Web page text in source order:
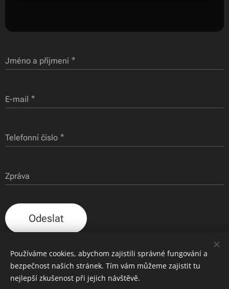
Jméno a příjmení
E-mail
Telefonní číslo
Zpráva
Odeslat
František Binder | Horní Sytová 11, 512 41 Víchová nad Jizerou | IČO:
Používáme cookies, abychom zajistili správné fungování a
bezpečnost našich stránek. Tím vám můžeme zajistit tu
nejlepší zkušenost při jejich návštěvě.